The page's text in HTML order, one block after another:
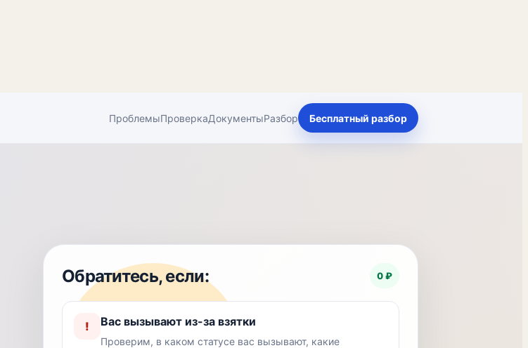
ПроблемыПроверкаДокументыРазбор Бесплатный разбор
Обратитесь, если: 0 ₽
! Вас вызывают из-за взятки
Проверим, в каком статусе вас вызывают, какие